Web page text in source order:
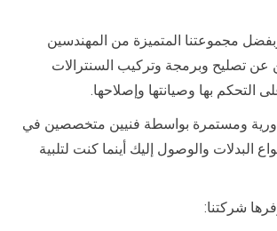
مجموعتنا المتميزة من المهندسين
عن تصليح وبرمجة وتركيب السنترالات
التحكم بها وصيانتها وإصلاحها.
ومستمرة بواسطة فنيين متخصصين في
البدلات والوصول إليك أينما كنت لتلبية
شركتنا: